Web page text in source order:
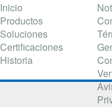
Inicio
Productos
Soluciones
Certificaciones
Historia